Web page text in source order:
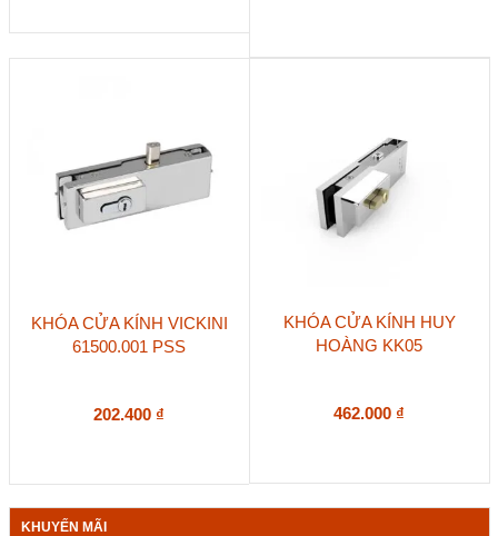
KHÓA CỬA KÍNH VICKINI
61500.001 PSS
202.400 ₫
KHÓA CỬA KÍNH HUY
HOÀNG KK05
462.000 ₫
KHUYẾN MÃI